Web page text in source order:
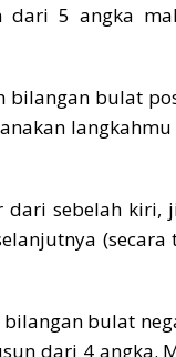
dari 5 angka
bulat
sebelah kiri,
bulat
dari 4 angka.